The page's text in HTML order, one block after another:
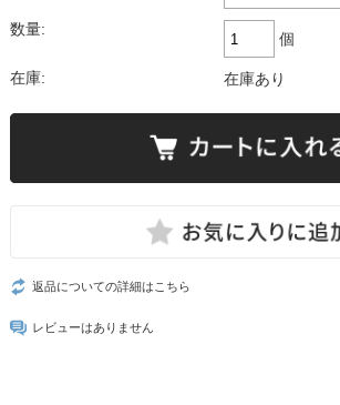
数量:
個
在庫: 在庫あり
返品についての詳細はこちら
レビューはありません